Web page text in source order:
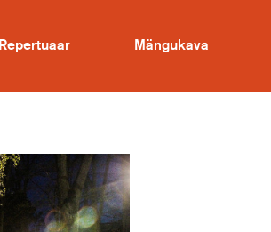
Repertuaar Mängukava